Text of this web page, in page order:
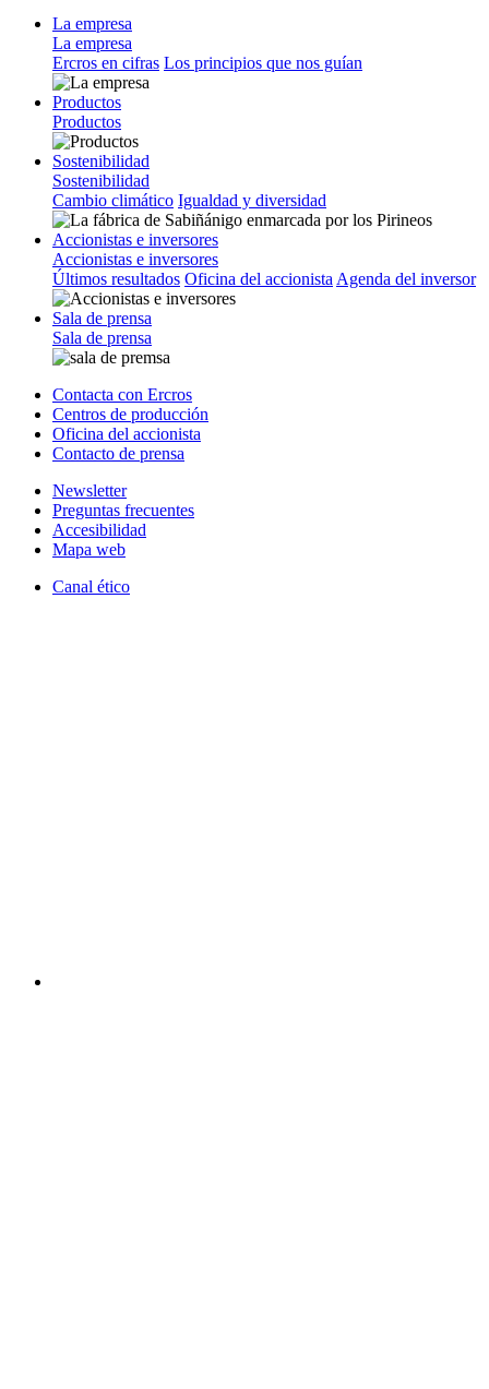
La empresa
La empresa
Ercros en cifras Los principios que nos guían
Productos
Productos
Sostenibilidad
Sostenibilidad
Cambio climático Igualdad y diversidad
Accionistas e inversores
Accionistas e inversores
Últimos resultados Oficina del accionista Agenda del inversor
Sala de prensa
Sala de prensa
Contacta con Ercros
Centros de producción
Oficina del accionista
Contacto de prensa
Newsletter
Preguntas frecuentes
Accesibilidad
Mapa web
Canal ético